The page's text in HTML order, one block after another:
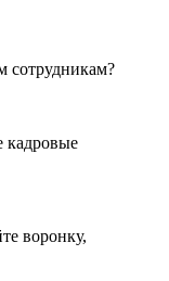
сотрудникам?
кадровые
воронку,